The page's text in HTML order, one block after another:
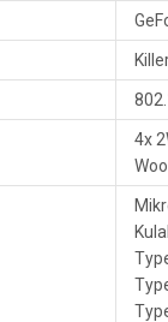
4x